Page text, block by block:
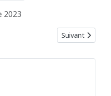
2023
Article suivant
Suivant